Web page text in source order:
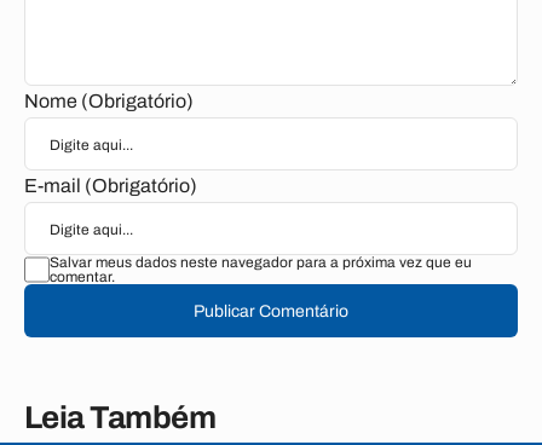
Nome (Obrigatório)
E-mail (Obrigatório)
Salvar meus dados neste navegador para a próxima vez que eu
comentar.
Publicar Comentário
Leia Também